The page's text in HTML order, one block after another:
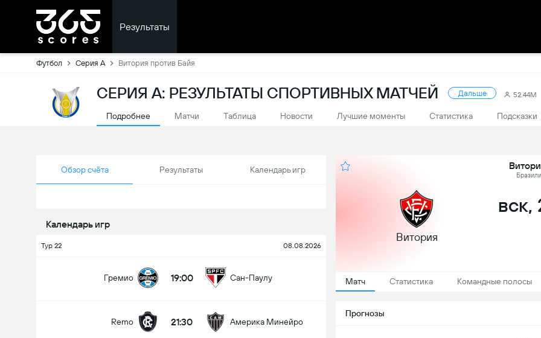
Результаты
Футбол Серия А Витория против Байя
СЕРИЯ А: РЕЗУЛЬТАТЫ СПОРТИВНЫХ МАТЧЕЙ Дальше 52.44M
Подробнее Матчи Tаблица Новости Лучшие моменты Статистика Подсказки
Обзор счёта Результаты Календарь игр
Календарь игр
Тур 22 08.08.2026
Гремио 19:00 Сан-Паулу
Remo 21:30 Америка Минейро
Витория
вск,
Матч Статистика Командные полосы
Прогнозы